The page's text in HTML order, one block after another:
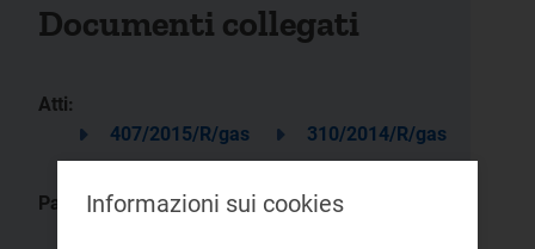
Documenti collegati
Atti:
407/2015/R/gas
310/2014/R/gas
Pagine:Informazioni sui cookies